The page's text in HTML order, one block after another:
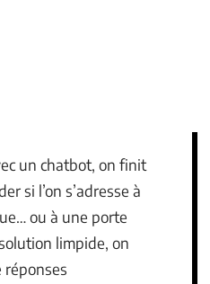
un chatbot, on finit
si l’on s’adresse à
ou à une porte
limpide, on
réponses